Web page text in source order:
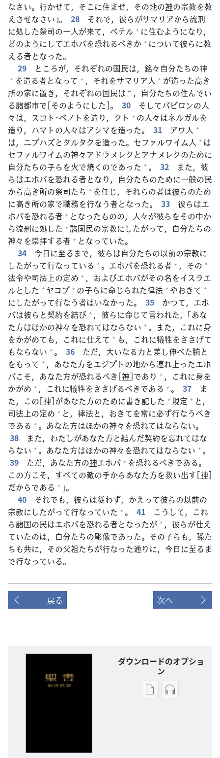
なさい。 行かせて，そこに住ませ，その地の神の宗教を教
えさせなさい」。
28 それで， 彼らがサマリアから流刑
に処した祭司の一人が来て，ベテル + に住むようになり，
どのようにしてエホバを恐れるべきか + について彼らに教
える者となった。
29
ところが，それぞれの国民は， 銘々 自分たちの神
* を造る者となって + ，それをサマリア人 * が造った高き
所の家に置き，それぞれの国民は * ， 自分たちの住んでい
る諸都市で[そのようにした]。 30 そしてバビロンの人
々 は，スコト･ベノトを造り，クト + の人々 はネルガルを
造り，ハマトの人々 はアシマを造った。 31 アワ人 +
は，ニブハズとタルタクを造った。セファルワイム人 + は
セファルワイムの神々アドラメレクとアナメレクのために
自分たちの子らを火で焼くのであった + 。 32 また， 彼
らはエホバを恐れる者となり， 自分たちのために一般の民
から高き所の祭司たち + を任じ，それらの者は彼らのため
に高き所の家で職務を行なう者となった。 33 彼らはエ
ホバを恐れる者 + となったものの， 人々が彼らをその中か
ら流刑に処した + 諸国民の宗教にしたがって， 自分たちの
神々 を崇拝する者 + となっていた。
34
今日に至るまで， 彼らは自分たちの以前の宗教に
したがって行なっている + 。エホバを恐れる者 + ，その *
法令や司法 上の定め + ，およびエホバがその名をイスラエ
ルとした + ヤコブ + の子らに命じられた律法 + やおきて +
にしたがって行なう者はいなかった。 35
かつて，エホ
バは彼らと契約を結び + ， 彼らに命じて言われた，「あな
た方はほかの神々 を恐れてはならない + 。また，これに身
をかがめても，これに仕えて * も，これに犠牲をささげて
もならない + 。 36 ただ， 大いなる力と差し伸べた腕と
をもって + ，あなた方をエジプトの地から連れ 上ったエホ
バこそ，あなた方が恐れるべき[神]であり + ，これに身を
かがめ + ，これに犠牲をささげるべきである + 。 37
ま
た，この[神]があなた方のために書き記した + 規定 + と，
司法 上の定め + と， 律法と，おきてを常に必ず行なうべき
である + 。あなた方はほかの神々 を恐れてはならない。
38
また，わたしがあなた方と結んだ契約を忘れてはな
らない + 。あなた方はほかの神々 を恐れてはならない + 。
39
ただ，あなた方の神エホバ + を恐れるべきである。
この方こそ，すべての敵の手からあなた方を救い出す[神]
だからである + 」。
40
それでも， 彼らは従わず，かえって彼らの以前の
宗教にしたがって行なっていた + 。 41
こうして，これ
ら諸国の民はエホバを恐れる者となったが + ， 彼らが仕え
ていたのは， 自分たちの彫像であった。その子らも， 孫た
ちも共に，その父祖たちが行なった通りに， 今日に至るま
で行なっている。
戻る 次へ
ダウンロードのオプショ
ン
出
オー